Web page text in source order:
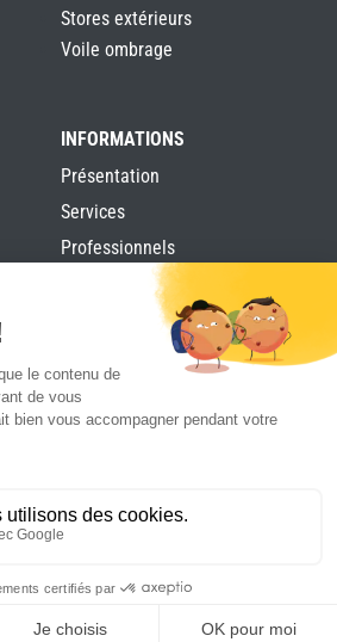
Stores extérieurs
Voile ombrage
INFORMATIONS
Présentation
Services
Professionnels
Accès et Contact
Le réseau Univerture
Attraptemps